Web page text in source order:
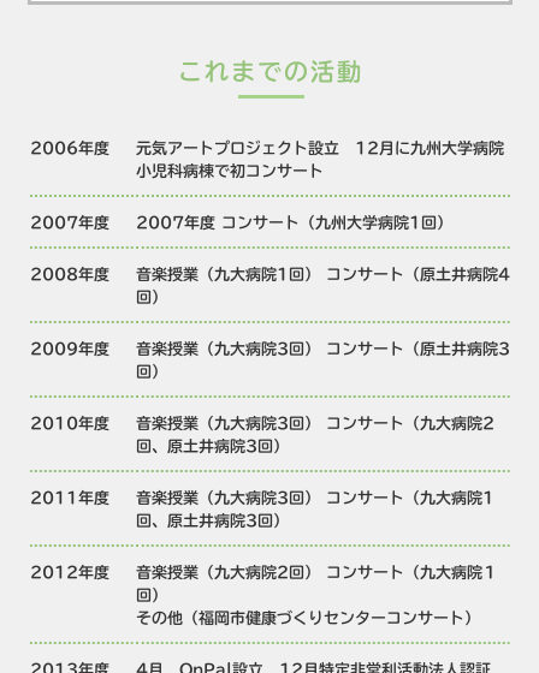
これまでの活動
2006年度 元気アートプロジェクト設立 12月に九州大学病院
小児科病棟で初コンサート
2007年度 2007年度 コンサート（九州大学病院1回）
2008年度 音楽授業（九大病院1回） コンサート（原土井病院4
回）
2009年度 音楽授業（九大病院3回） コンサート（原土井病院3
回）
2010年度 音楽授業（九大病院3回） コンサート（九大病院2
回、原土井病院3回）
2011年度 音楽授業（九大病院3回） コンサート（九大病院1
回、原土井病院3回）
2012年度 音楽授業（九大病院2回） コンサート（九大病院１
回）
その他（福岡市健康づくりセンターコンサート）